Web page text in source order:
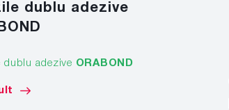
dublu adezive
dublu adezive ORABOND